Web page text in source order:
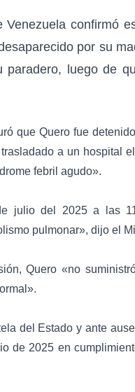
Venezuela confirmó
por su
luego de
que Quero fue
a un hospital
febril agudo».
julio del 2025 a las
pulmonar», dijo el
Quero «no
del Estado y ante
de 2025 en